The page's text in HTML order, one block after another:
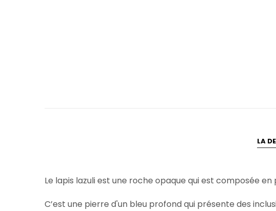
LA
Le lapis lazuli est une roche opaque qui est composée
C’est une pierre d'un bleu profond qui présente des